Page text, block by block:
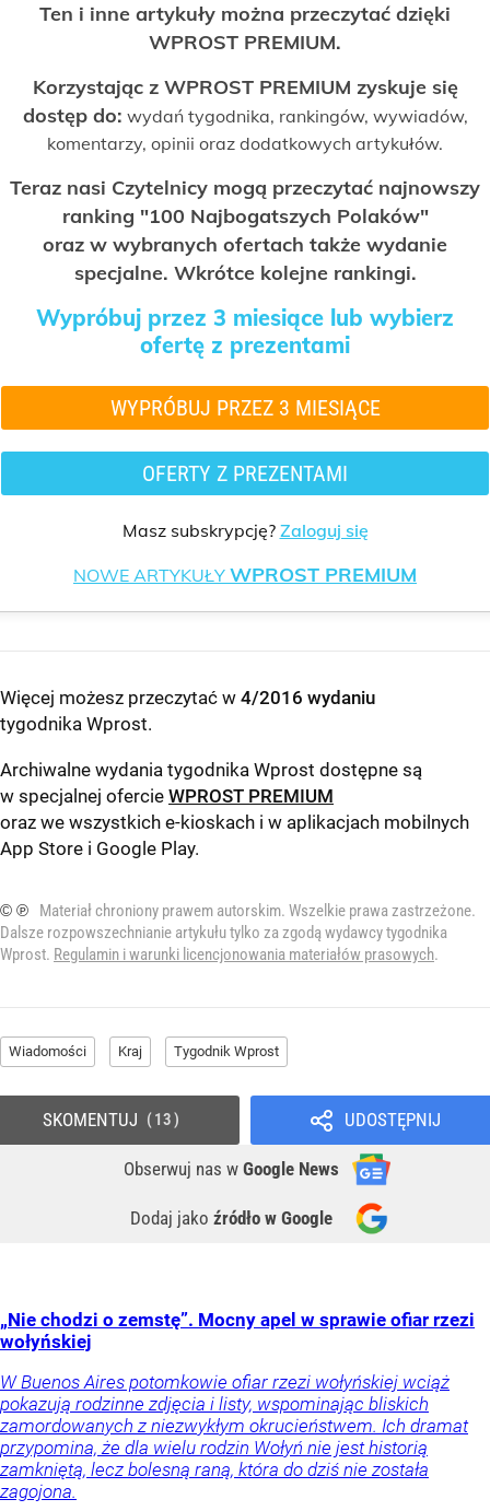
Ten i inne artykuły można przeczytać dzięki
WPROST PREMIUM.
Korzystając z WPROST PREMIUM zyskuje się
dostęp do: wydań tygodnika, rankingów, wywiadów,
komentarzy, opinii oraz dodatkowych artykułów.
Teraz nasi Czytelnicy mogą przeczytać najnowszy
ranking "100 Najbogatszych Polaków"
oraz w wybranych ofertach także wydanie
specjalne. Wkrótce kolejne rankingi.
Wypróbuj przez 3 miesiące lub wybierz
ofertę z prezentami
WYPRÓBUJ PRZEZ 3 MIESIĄCE
OFERTY Z PREZENTAMI
Masz subskrypcję? Zaloguj się
NOWE ARTYKUŁY WPROST PREMIUM
Więcej możesz przeczytać w 4/2016 wydaniu
tygodnika Wprost.
Archiwalne wydania tygodnika Wprost dostępne są
w specjalnej ofercie WPROST PREMIUM
oraz we wszystkich e-kioskach i w aplikacjach mobilnych
App Store i Google Play.
© ℗
Materiał chroniony prawem autorskim. Wszelkie prawa zastrzeżone.
Dalsze rozpowszechnianie artykułu tylko za zgodą wydawcy tygodnika
Wprost. Regulamin i warunki licencjonowania materiałów prasowych.
Wiadomości Kraj Tygodnik Wprost
UDOSTĘPNIJ
Obserwuj nas w Google News
Dodaj jako źródło w Google
SKOMENTUJ 13
„Nie chodzi o zemstę”. Mocny apel w sprawie ofiar rzezi
wołyńskiej
W Buenos Aires potomkowie ofiar rzezi wołyńskiej wciąż
pokazują rodzinne zdjęcia i listy, wspominając bliskich
zamordowanych z niezwykłym okrucieństwem. Ich dramat
przypomina, że dla wielu rodzin Wołyń nie jest historią
zamkniętą, lecz bolesną raną, która do dziś nie została
zagojona.